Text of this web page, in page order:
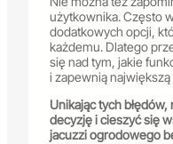
użytkownika. Często
dodatkowych opcji,
każdemu. Dlatego
się nad tym, jakie
i zapewnią
Unikając tych
decyzję i cieszyć się
jacuzzi ogrodowego